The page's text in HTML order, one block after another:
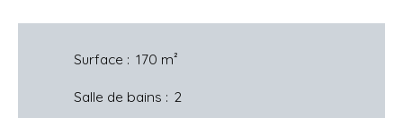
Surface : 170 m²
Salle de bains : 2